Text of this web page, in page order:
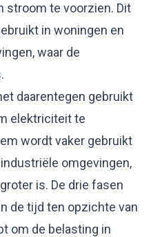
stroom te voorzien. Dit
in woningen en
waar de
daarentegen gebruikt
elektriciteit te
wordt vaker gebruikt
omgevingen,
is. De drie fasen
de tijd ten opzichte van
om de belasting in